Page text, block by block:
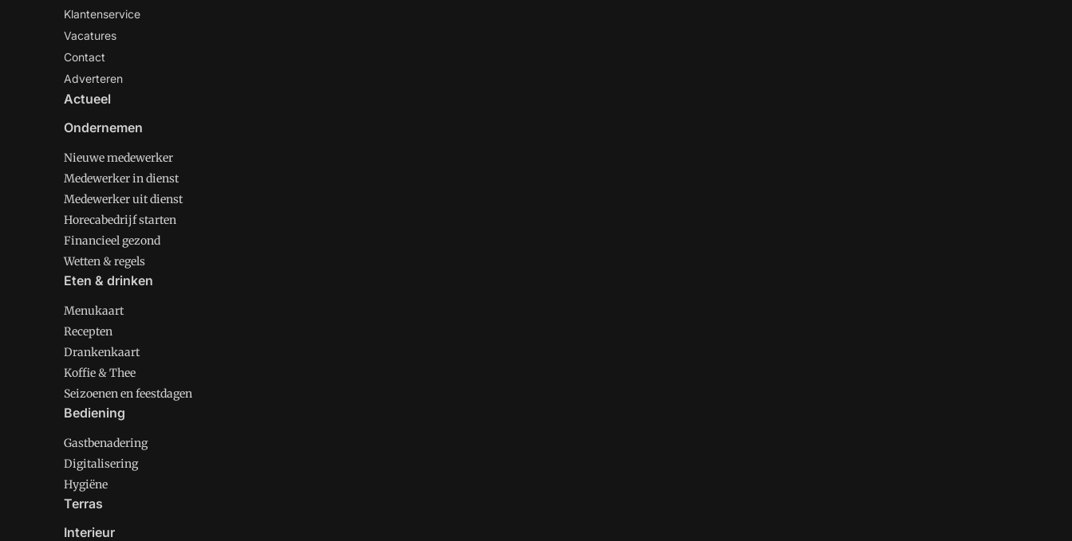
Klantenservice
Vacatures
Contact
Adverteren
Actueel
Ondernemen
Nieuwe medewerker
Medewerker in dienst
Medewerker uit dienst
Horecabedrijf starten
Financieel gezond
Wetten & regels
Eten & drinken
Menukaart
Recepten
Drankenkaart
Koffie & Thee
Seizoenen en feestdagen
Bediening
Gastbenadering
Digitalisering
Hygiëne
Terras
Interieur